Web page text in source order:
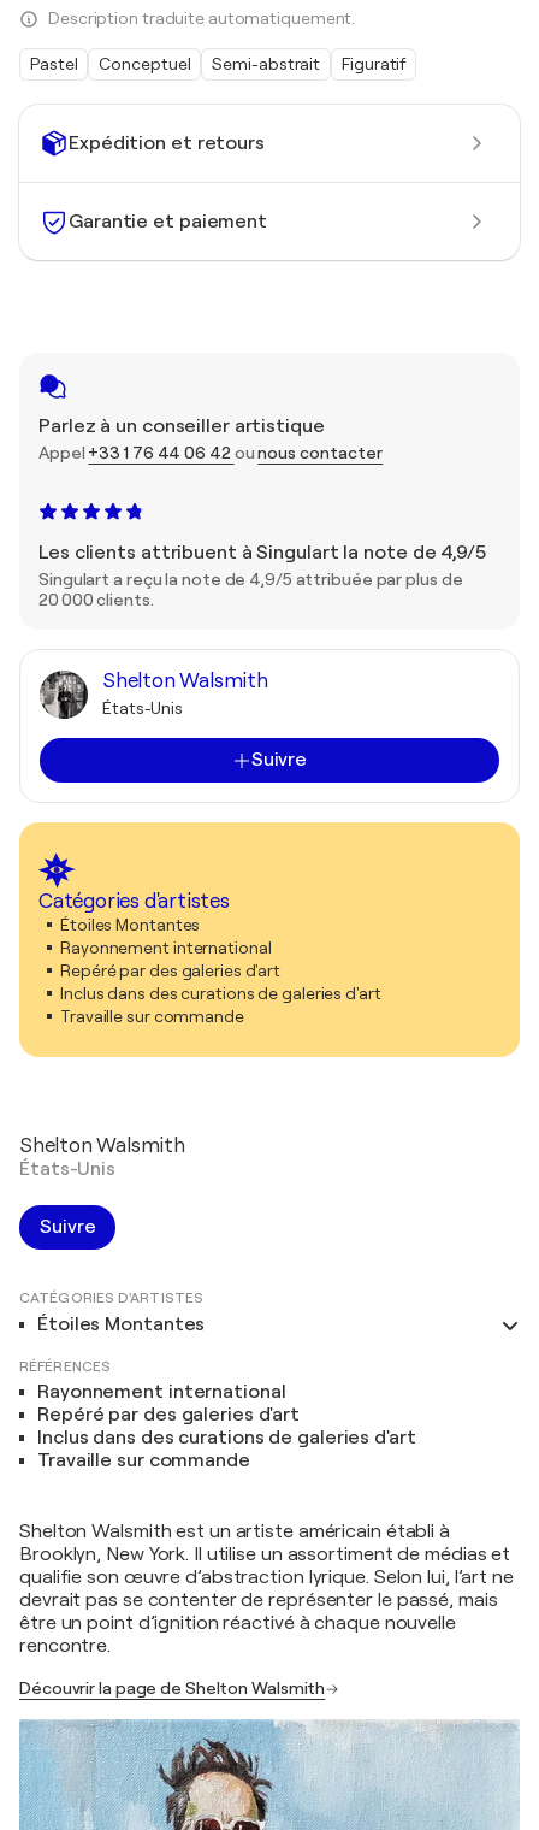
Expédition et retours
Garantie et paiement
Parlez à un conseiller artistique
Appel +33 1 76 44 06 42 ounous contacter
Les clients attribuent à Singulart la note de 4,9/5
Singulart a reçu la note de 4,9/5 attribuée par plus de
20 000 clients.
Shelton Walsmith
États-Unis
Suivre
Catégories d'artistes
Étoiles Montantes
Rayonnement international
Repéré par des galeries d'art
Inclus dans des curations de galeries d'art
Travaille sur commande
Description traduite automatiquement.
Pastel Conceptuel Semi-abstrait Figuratif
Shelton Walsmith
États-Unis
Suivre
CATÉGORIES D'ARTISTES
Étoiles Montantes
RÉFÉRENCES
Rayonnement international
Repéré par des galeries d'art
Inclus dans des curations de galeries d'art
Travaille sur commande
Shelton Walsmith est un artiste américain établi à
Brooklyn, New York. Il utilise un assortiment de médias et
qualifie son œuvre d’abstraction lyrique. Selon lui, l’art ne
devrait pas se contenter de représenter le passé, mais
être un point d’ignition réactivé à chaque nouvelle
rencontre.
Découvrir la page de Shelton Walsmith